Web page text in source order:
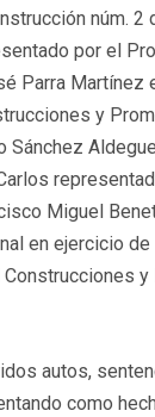
núm.
por el
Parra Martínez
y
Miguel
en ejercicio
autos,
como